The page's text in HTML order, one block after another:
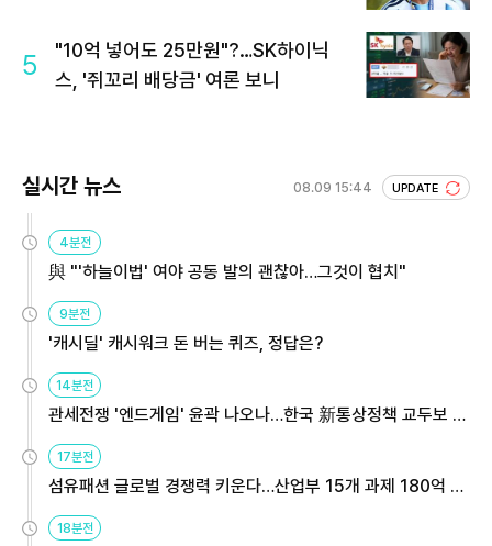
5
"10억 넣어도 25만원"?…SK하이닉
스, '쥐꼬리 배당금' 여론 보니
실시간 뉴스 08.09 15:44 UPDATE
4분전
與 "'하늘이법' 여야 공동 발의 괜찮아…그것이 협치"
9분전
'캐시딜' 캐시워크 돈 버는 퀴즈, 정답은?
14분전
관세전쟁 '엔드게임' 윤곽 나오나…한국 新통상정책 교두보 활
용해야
17분전
섬유패션 글로벌 경쟁력 키운다…산업부 15개 과제 180억 지
원
18분전